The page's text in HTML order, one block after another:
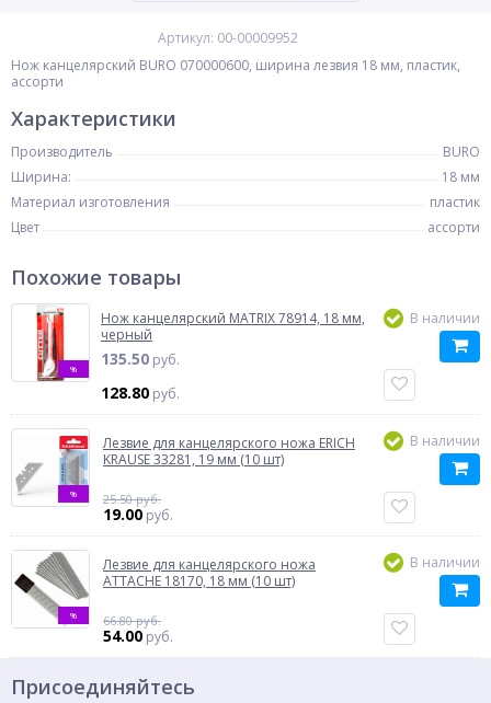
Артикул: 00-00009952
Нож канцелярский BURO 070000600, ширина лезвия 18 мм, пластик,
ассорти
Характеристики
Производитель
BURO
Ширина:
18 мм
Материал изготовления
пластик
Цвет
ассорти
Похожие товары
%
Нож канцелярский MATRIX 78914, 18 мм,
черный
135.50 руб.
128.80 руб.
В наличии
%
Лезвие для канцелярского ножа ERICH
KRAUSE 33281, 19 мм (10 шт)
25.50 руб.
19.00 руб.
В наличии
%
Лезвие для канцелярского ножа
ATTACHE 18170, 18 мм (10 шт)
66.80 руб.
54.00 руб.
В наличии
Присоединяйтесь